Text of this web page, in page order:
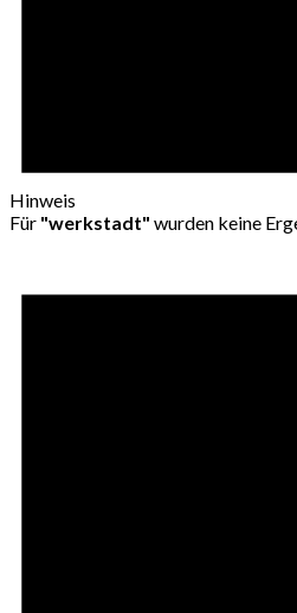
Hinweis
Für "werkstadt" wurden keine